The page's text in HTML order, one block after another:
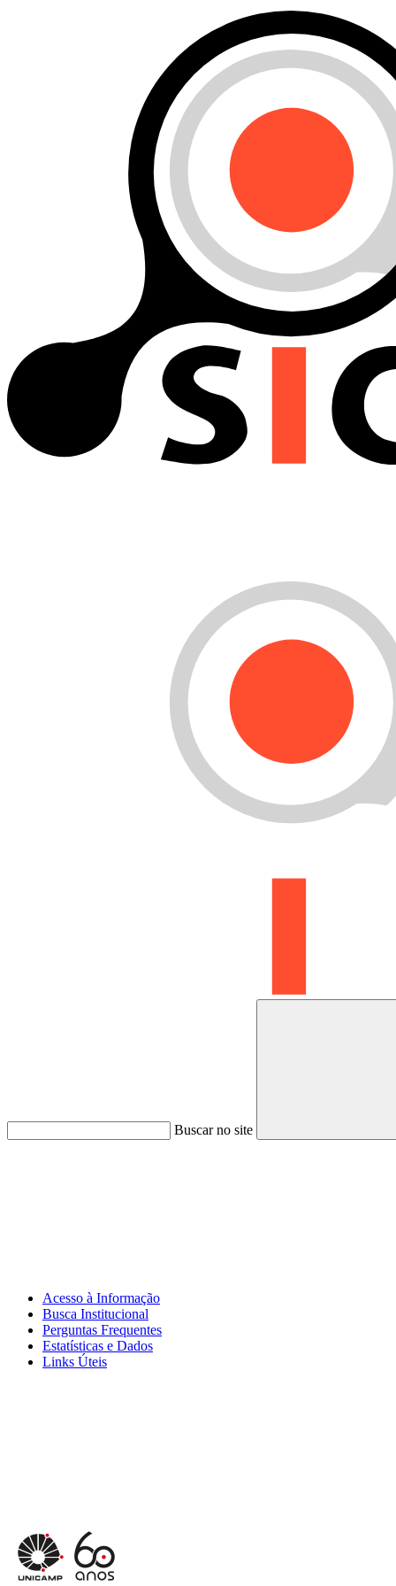
Buscar no site
Acesso à Informação
Busca Institucional
Perguntas Frequentes
Estatísticas e Dados
Links Úteis